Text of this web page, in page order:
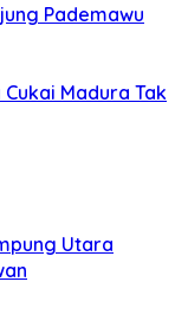
Pademawu
Madura Tak
Utara